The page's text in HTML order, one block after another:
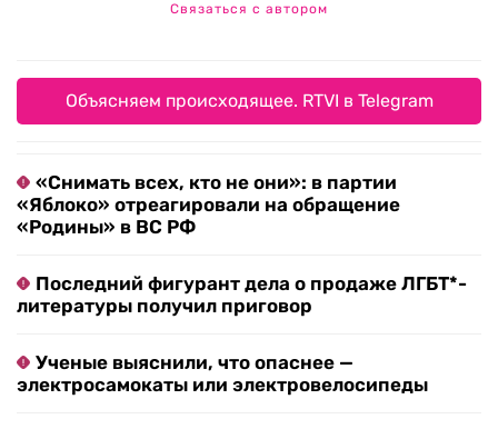
Связаться с автором
Объясняем происходящее. RTVI в Telegram
«Снимать всех, кто не они»: в партии
«Яблоко» отреагировали на обращение
«Родины» в ВС РФ
Последний фигурант дела о продаже ЛГБТ*-
литературы получил приговор
Ученые выяснили, что опаснее —
электросамокаты или электровелосипеды